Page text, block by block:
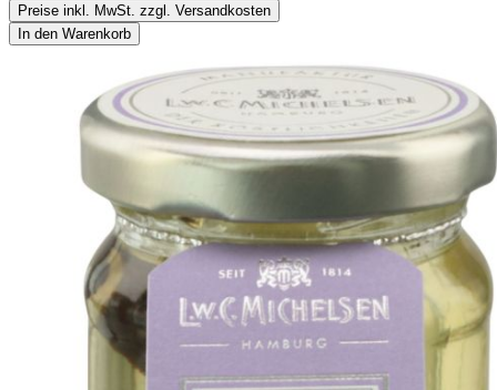
Preise inkl. MwSt. zzgl. Versandkosten
In den Warenkorb